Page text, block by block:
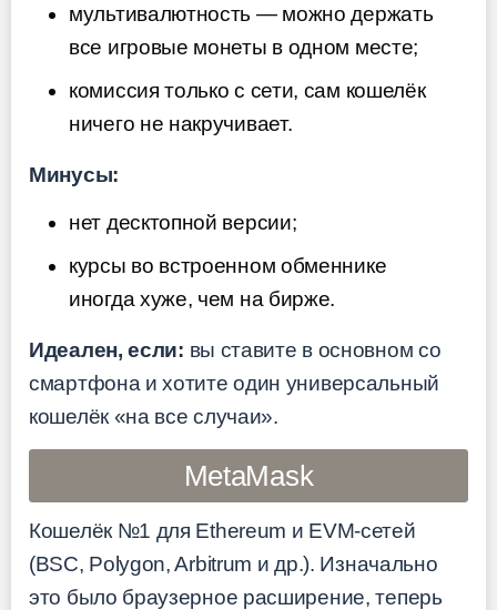
мультивалютность — можно держать
все игровые монеты в одном месте;
комиссия только с сети, сам кошелёк
ничего не накручивает.
Минусы:
нет десктопной версии;
курсы во встроенном обменнике
иногда хуже, чем на бирже.
Идеален, если: вы ставите в основном со
смартфона и хотите один универсальный
кошелёк «на все случаи».
MetaMask
Кошелёк №1 для Ethereum и EVM-сетей
(BSC, Polygon, Arbitrum и др.). Изначально
это было браузерное расширение, теперь